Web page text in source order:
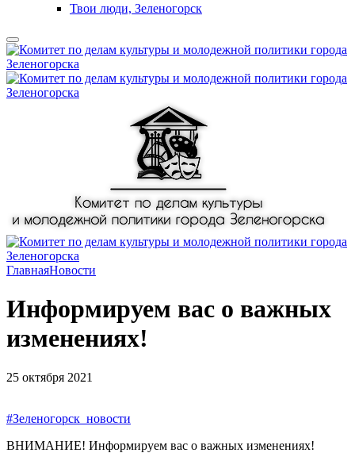
Твои люди, Зеленогорск
ГлавнаяНовости
Информируем вас о важных
изменениях!
25 октября 2021
#Зеленогорск_новости
ВНИМАНИЕ! Информируем вас о важных изменениях!